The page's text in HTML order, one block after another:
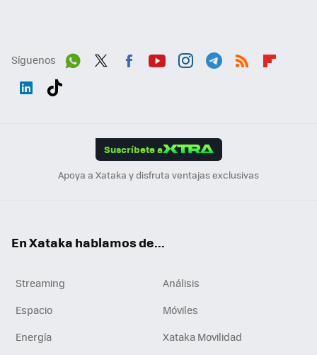
Síguenos
Suscríbete a
Apoya a Xataka y disfruta ventajas exclusivas
En Xataka hablamos de...
Streaming
Análisis
Espacio
Móviles
Energía
Xataka Movilidad